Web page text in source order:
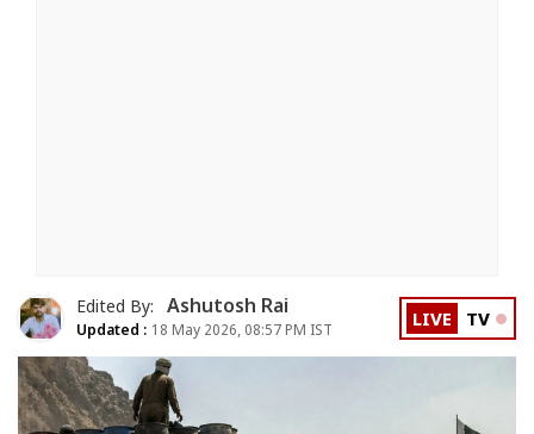
Edited By: Ashutosh Rai
Updated : 18 May 2026, 08:57 PM IST LIVE TV